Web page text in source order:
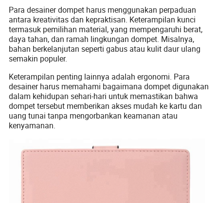
Para desainer dompet harus menggunakan perpaduan
antara kreativitas dan kepraktisan. Keterampilan kunci
termasuk pemilihan material, yang mempengaruhi berat,
daya tahan, dan ramah lingkungan dompet. Misalnya,
bahan berkelanjutan seperti gabus atau kulit daur ulang
semakin populer.
Keterampilan penting lainnya adalah ergonomi. Para
desainer harus memahami bagaimana dompet digunakan
dalam kehidupan sehari-hari untuk memastikan bahwa
dompet tersebut memberikan akses mudah ke kartu dan
uang tunai tanpa mengorbankan keamanan atau
kenyamanan.